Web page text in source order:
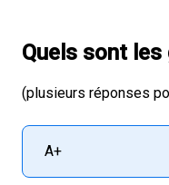
Quels sont les
(plusieurs réponses
A+